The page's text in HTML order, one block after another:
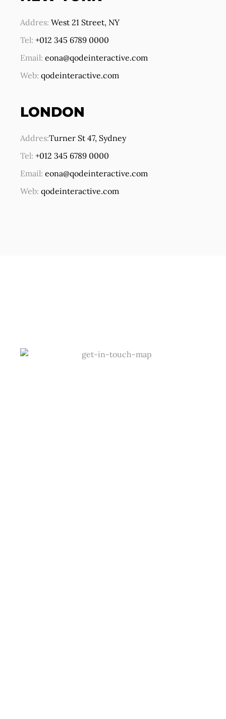
Addres:West 21 Street, NY
Tel:+012 345 6789 0000
Email:eona@qodeinteractive.com
Web:qodeinteractive.com
LONDON
Addres:Turner St 47, Sydney
Tel:+012 345 6789 0000
Email:eona@qodeinteractive.com
Web:qodeinteractive.com